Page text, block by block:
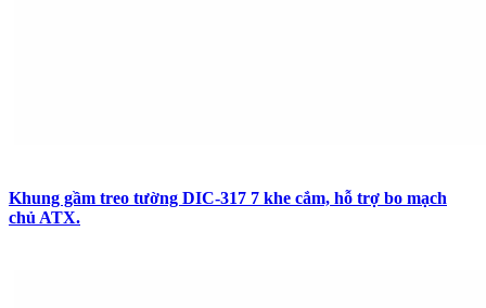
Khung gầm treo tường DIC-317 7 khe cắm, hỗ trợ bo mạch
chủ ATX.